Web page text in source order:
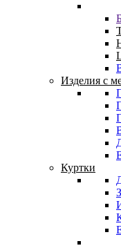
Изделия с
Куртки